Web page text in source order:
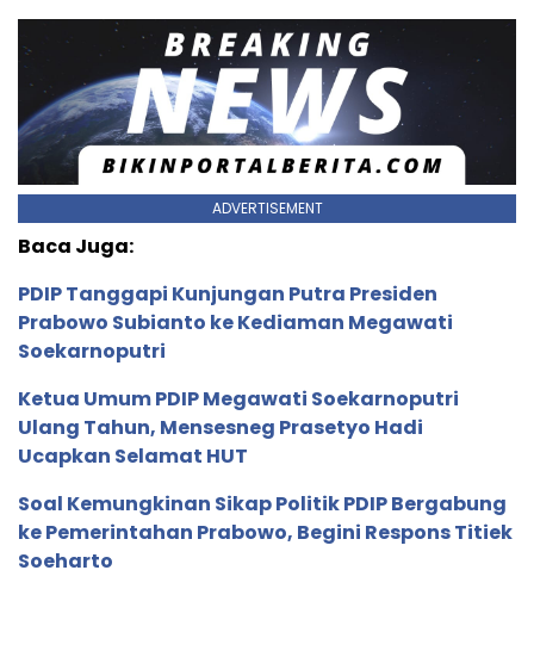
ADVERTISEMENT
Baca Juga:
PDIP Tanggapi Kunjungan Putra Presiden
Prabowo Subianto ke Kediaman Megawati
Soekarnoputri
Ketua Umum PDIP Megawati Soekarnoputri
Ulang Tahun, Mensesneg Prasetyo Hadi
Ucapkan Selamat HUT
Soal Kemungkinan Sikap Politik PDIP Bergabung
ke Pemerintahan Prabowo, Begini Respons Titiek
Soeharto